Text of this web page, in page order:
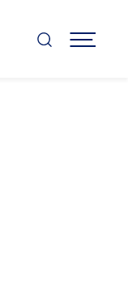
MENÚ